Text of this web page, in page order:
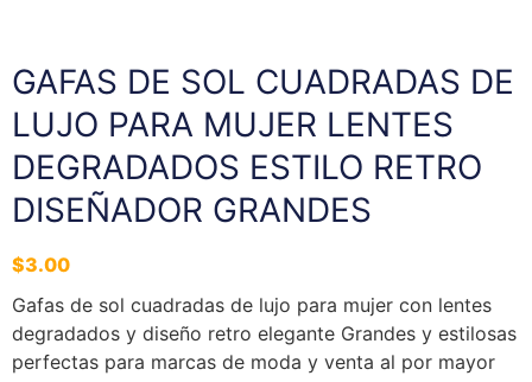
GAFAS DE SOL CUADRADAS DE
LUJO PARA MUJER LENTES
DEGRADADOS ESTILO RETRO
DISEÑADOR GRANDES
$3.00
Gafas de sol cuadradas de lujo para mujer con lentes
degradados y diseño retro elegante Grandes y estilosas
perfectas para marcas de moda y venta al por mayor